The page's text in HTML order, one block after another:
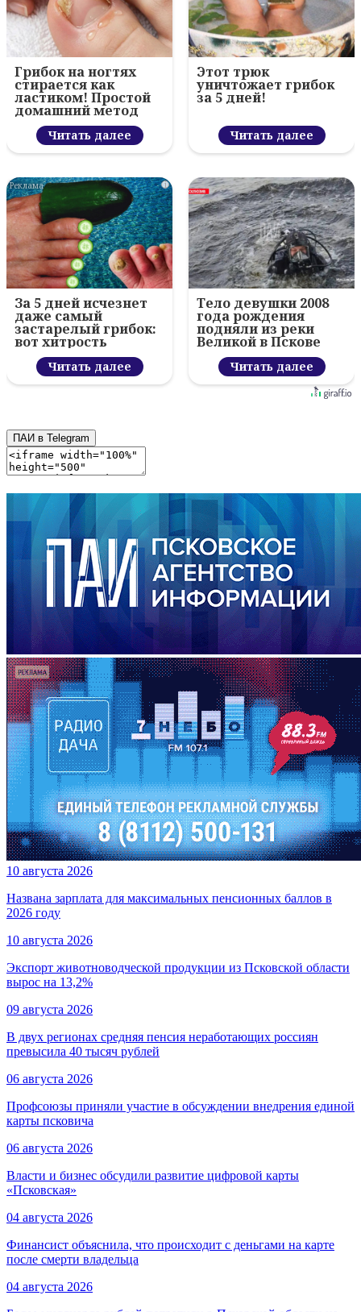
Грибок на ногтях
стирается как
ластиком! Простой
домашний метод
Читать далее
Этот трюк
уничтожает грибок
за 5 дней!
Читать далее
i
За 5 дней исчезнет
даже самый
застарелый грибок:
вот хитрость
Читать далее
Тело девушки 2008
года рождения
подняли из реки
Великой в Пскове
Читать далее
ПАИ в Telegram
10 августа 2026
Названа зарплата для максимальных пенсионных баллов в
2026 году
10 августа 2026
Экспорт животноводческой продукции из Псковской области
вырос на 13,2%
09 августа 2026
В двух регионах средняя пенсия неработающих россиян
превысила 40 тысяч рублей
06 августа 2026
Профсоюзы приняли участие в обсуждении внедрения единой
карты псковича
06 августа 2026
Власти и бизнес обсудили развитие цифровой карты
«Псковская»
04 августа 2026
Финансист объяснила, что происходит с деньгами на карте
после смерти владельца
04 августа 2026